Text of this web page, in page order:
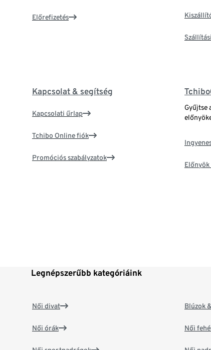
Előrefizetés
Kapcsolat & segítség
Kapcsolati űrlap
Tchibo Online fiók
Promóciós szabályzatok
Gyűjtse
Legnépszerűbb kategóriáink
Női divat
Női órák
Blúzok
Női